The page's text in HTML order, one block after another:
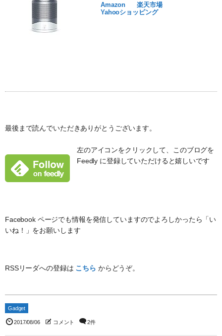
Amazon
楽天市場
Yahooショッピング
最後まで読んでいただきありがとうございます。
左のアイコンをクリックして、このブログを
Feedly に登録していただけると嬉しいです
Facebook ページでも情報を発信していますのでよろしかったら「い
いね！」をお願いします
RSSリーダへの登録は こちら からどうぞ。
Gadget
2017/08/06 コメント 2件